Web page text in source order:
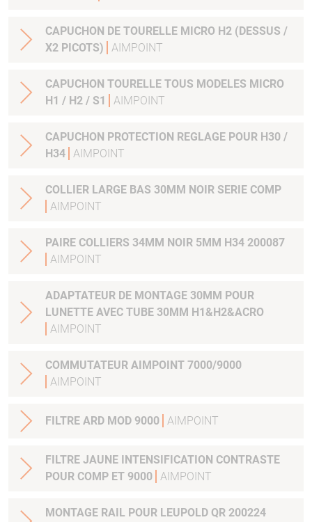
CAPUCHON DE TOURELLE MICRO H2 (DESSUS /
X2 PICOTS)
AIMPOINT
CAPUCHON TOURELLE TOUS MODELES MICRO
H1 / H2 / S1
AIMPOINT
CAPUCHON PROTECTION REGLAGE POUR H30 /
H34 AIMPOINT
COLLIER LARGE BAS 30MM NOIR SERIE COMP
AIMPOINT
PAIRE COLLIERS 34MM NOIR 5MM H34 200087
AIMPOINT
ADAPTATEUR DE MONTAGE 30MM POUR
LUNETTE AVEC TUBE 30MM H1&H2&ACRO
AIMPOINT
COMMUTATEUR AIMPOINT 7000/9000
AIMPOINT
FILTRE ARD MOD 9000 AIMPOINT
FILTRE JAUNE INTENSIFICATION CONTRASTE
POUR COMP ET 9000 AIMPOINT
MONTAGE RAIL POUR LEUPOLD QR 200224